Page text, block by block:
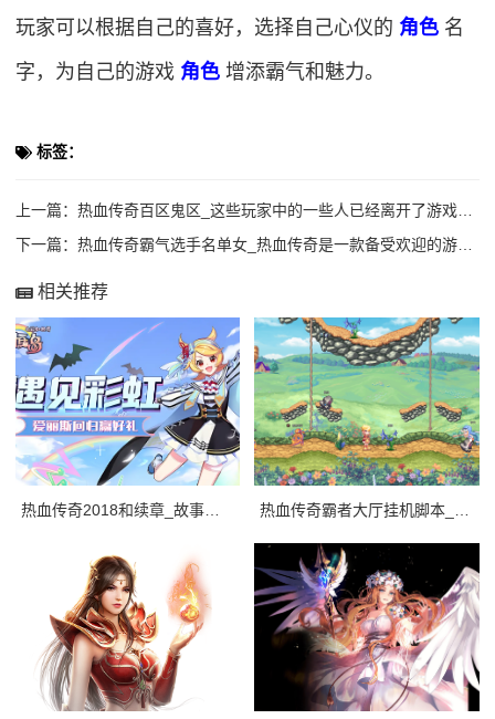
玩家可以根据自己的喜好，选择自己心仪的 角色 名
字，为自己的游戏 角色 增添霸气和魅力。
标签：
上一篇： 热血传奇百区鬼区_这些玩家中的一些人已经离开了游戏，去寻找新的挑战和机会。
下一篇： 热血传奇霸气选手名单女_热血传奇是一款备受欢迎的游戏，游戏中有许多优秀的选手。
相关推荐